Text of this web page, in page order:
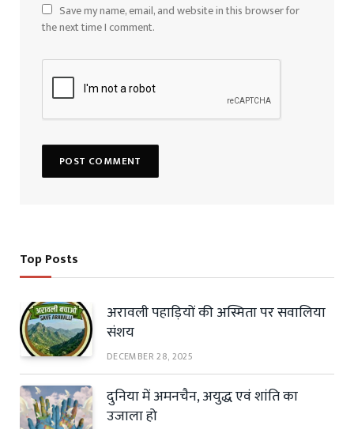
Save my name, email, and website in this browser for
the next time I comment.
Top Posts
अरावली पहाड़ियों की अस्मिता पर सवालिया
संशय
DECEMBER 28, 2025
दुनिया में अमनचैन, अयुद्ध एवं शांति का
उजाला हो